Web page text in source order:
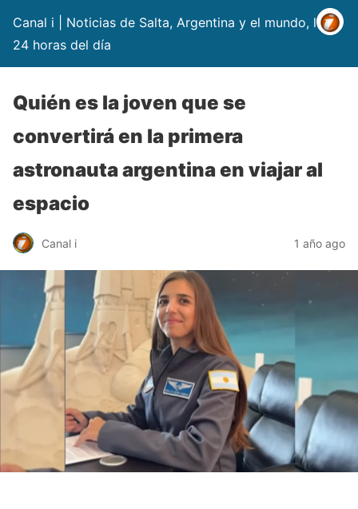
Canal i | Noticias de Salta, Argentina y el mundo, las
24 horas del día
Quién es la joven que se
convertirá en la primera
astronauta argentina en viajar al
espacio
Canal i 1 año ago